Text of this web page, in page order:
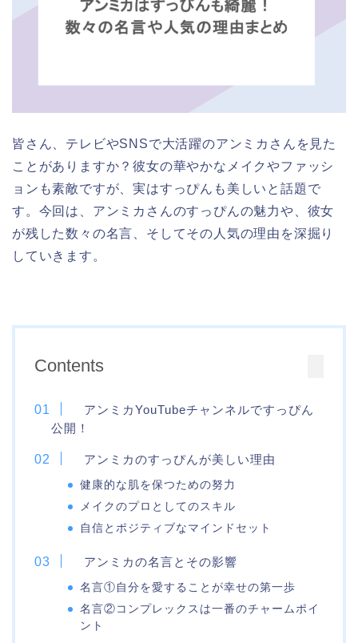
皆さん、テレビやSNSで大活躍のアンミカさんを見た
ことがありますか？彼女の華やかなメイクやファッシ
ョンも素敵ですが、実はすっぴんも美しいと話題で
す。今回は、アンミカさんのすっぴんの魅力や、彼女
が残した数々の名言、そしてその人気の理由を深掘り
していきます。
Contents
アンミカYouTubeチャンネルですっぴん
公開！
アンミカのすっぴんが美しい理由
健康的な肌を保つための努力
メイクのプロとしてのスキル
自信とポジティブなマインドセット
アンミカの名言とその影響
名言①自分を愛することが幸せの第一歩
名言②コンプレックスは一番のチャームポイ
ント